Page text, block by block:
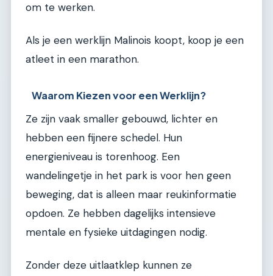
om te werken.
Als je een werklijn Malinois koopt, koop je een
atleet in een marathon.
Waarom Kiezen voor een Werklijn?
Ze zijn vaak smaller gebouwd, lichter en
hebben een fijnere schedel. Hun
energieniveau is torenhoog. Een
wandelingetje in het park is voor hen geen
beweging, dat is alleen maar reukinformatie
opdoen. Ze hebben dagelijks intensieve
mentale en fysieke uitdagingen nodig.
Zonder deze uitlaatklep kunnen ze